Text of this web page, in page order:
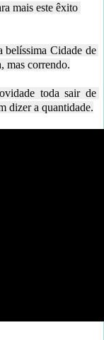
mais este êxito
belíssima Cidade de
mas correndo.
toda sair de
dizer a quantidade.